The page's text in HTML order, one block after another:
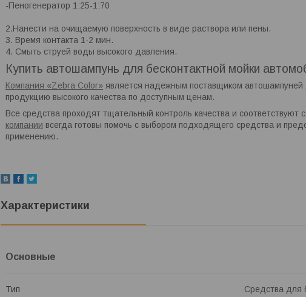
-Пеногенератор 1:25-1:70
2.Нанести на очищаемую поверхность в виде раствора или пены.
3. Время контакта 1-2 мин.
4. Смыть струей воды высокого давления.
Купить автошампунь для бесконтактной мойки
Компания «Zebra Color» является надежным поставщиком автошампуней
продукцию высокого качества по доступным ценам.
Все средства проходят тщательный контроль качества и соответствуют
компании всегда готовы помочь с выбором подходящего средства и
применению.
Характеристики
Основные
Тип Средства для